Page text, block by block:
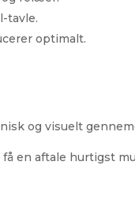
tavle.
optimalt.
og visuelt
få en aftale hurtigst